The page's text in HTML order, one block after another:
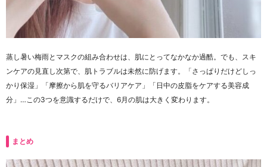
蒸し暑い梅雨とマスクの組み合わせは、肌にとってなかなか過酷。 でも、スキ
ンケアの見直し次第で、肌トラブルは未然に防げます。
「さっぱりだけどしっ
かり保湿」「摩擦から肌を守るバリアケア」「日中の皮脂をケアする美容成
分」…この3つを意識するだけで、6月の肌は大きく変わります。
まとめ